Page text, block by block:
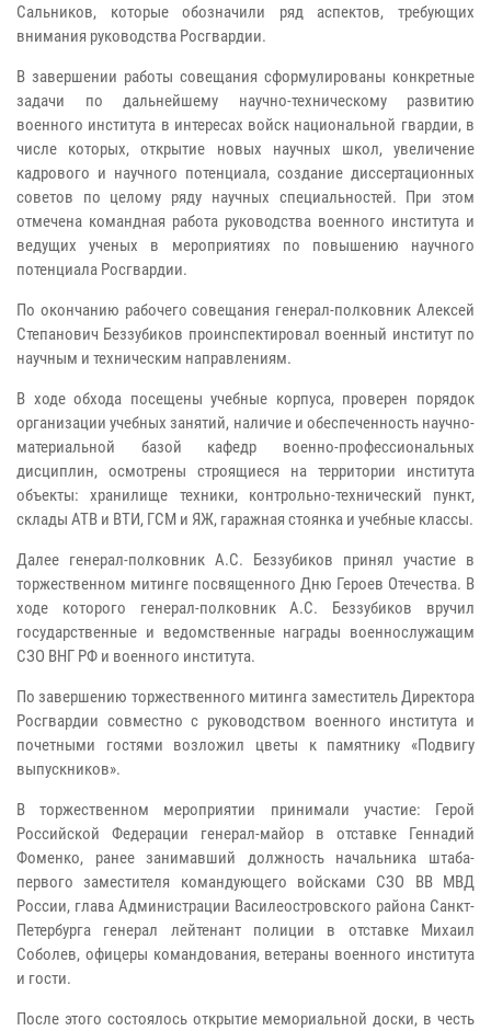
Сальников, которые обозначили ряд аспектов, требующих
внимания руководства Росгвардии.
В завершении работы совещания сформулированы конкретные
задачи по дальнейшему научно-техническому развитию
военного института в интересах войск национальной гвардии, в
числе которых, открытие новых научных школ, увеличение
кадрового и научного потенциала, создание диссертационных
советов по целому ряду научных специальностей. При этом
отмечена командная работа руководства военного института и
ведущих ученых в мероприятиях по повышению научного
потенциала Росгвардии.
По окончанию рабочего совещания генерал-полковник Алексей
Степанович Беззубиков проинспектировал военный институт по
научным и техническим направлениям.
В ходе обхода посещены учебные корпуса, проверен порядок
организации учебных занятий, наличие и обеспеченность научно-
материальной базой кафедр военно-профессиональных
дисциплин, осмотрены строящиеся на территории института
объекты: хранилище техники, контрольно-технический пункт,
склады АТВ и ВТИ, ГСМ и ЯЖ, гаражная стоянка и учебные классы.
Далее генерал-полковник А.С. Беззубиков принял участие в
торжественном митинге посвященного Дню Героев Отечества. В
ходе которого генерал-полковник А.С. Беззубиков вручил
государственные и ведомственные награды военнослужащим
СЗО ВНГ РФ и военного института.
По завершению торжественного митинга заместитель Директора
Росгвардии совместно с руководством военного института и
почетными гостями возложил цветы к памятнику «Подвигу
выпускников».
В торжественном мероприятии принимали участие: Герой
Российской Федерации генерал-майор в отставке Геннадий
Фоменко, ранее занимавший должность начальника штаба-
первого заместителя командующего войсками СЗО ВВ МВД
России, глава Администрации Василеостровского района Санкт-
Петербурга генерал лейтенант полиции в отставке Михаил
Соболев, офицеры командования, ветераны военного института
и гости.
После этого состоялось открытие мемориальной доски, в честь